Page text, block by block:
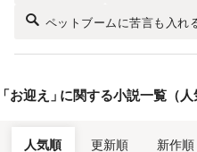
ペットブームに苦言も入れ
お迎え 」に関する小説一覧（人
人気順 更新順 新作順